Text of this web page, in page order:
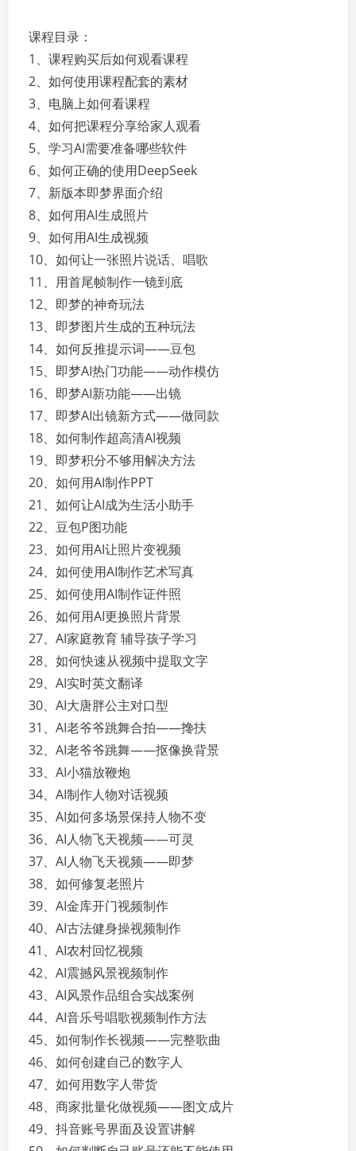
课程目录：
1、课程购买后如何观看课程
2、如何使用课程配套的素材
3、电脑上如何看课程
4、如何把课程分享给家人观看
5、学习AI需要准备哪些软件
6、如何正确的使用DeepSeek
7、新版本即梦界面介绍
8、如何用AI生成照片
9、如何用AI生成视频
10、如何让一张照片说话、唱歌
11、用首尾帧制作一镜到底
12、即梦的神奇玩法
13、即梦图片生成的五种玩法
14、如何反推提示词——豆包
15、即梦AI热门功能——动作模仿
16、即梦AI新功能——出镜
17、即梦AI出镜新方式——做同款
18、如何制作超高清AI视频
19、即梦积分不够用解决方法
20、如何用AI制作PPT
21、如何让AI成为生活小助手
22、豆包P图功能
23、如何用AI让照片变视频
24、如何使用AI制作艺术写真
25、如何使用AI制作证件照
26、如何用AI更换照片背景
27、AI家庭教育 辅导孩子学习
28、如何快速从视频中提取文字
29、AI实时英文翻译
30、AI大唐胖公主对口型
31、AI老爷爷跳舞合拍——搀扶
32、AI老爷爷跳舞——抠像换背景
33、AI小猫放鞭炮
34、AI制作人物对话视频
35、AI如何多场景保持人物不变
36、AI人物飞天视频——可灵
37、AI人物飞天视频——即梦
38、如何修复老照片
39、AI金库开门视频制作
40、AI古法健身操视频制作
41、AI农村回忆视频
42、AI震撼风景视频制作
43、AI风景作品组合实战案例
44、AI音乐号唱歌视频制作方法
45、如何制作长视频——完整歌曲
46、如何创建自己的数字人
47、如何用数字人带货
48、商家批量化做视频——图文成片
49、抖音账号界面及设置讲解